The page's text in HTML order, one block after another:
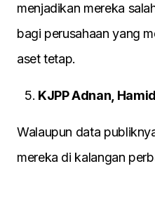
menjadikan mereka
bagi perusahaan yang
aset tetap.
KJPP Adnan,
Walaupun data
mereka di kalangan